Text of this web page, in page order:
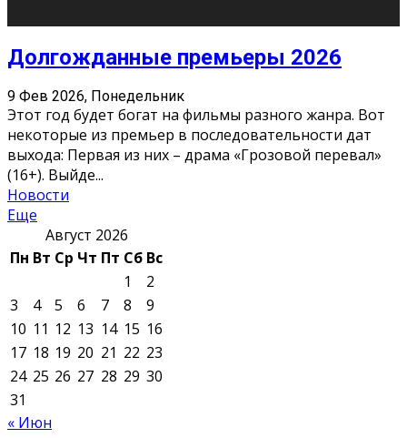
Долгожданные премьеры 2026
9 Фев 2026, Понедельник
Этот год будет богат на фильмы разного жанра. Вот
некоторые из премьер в последовательности дат
выхода: Первая из них – драма «Грозовой перевал»
(16+). Выйде...
Новости
Еще
Август 2026
Пн Вт Ср Чт Пт Сб Вс
1
2
3
4 5 6 7 8
9
10 11 12 13 14 15 16
17 18 19 20 21 22 23
24 25 26 27 28 29 30
31
« Июн